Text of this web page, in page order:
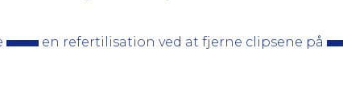
en refertilisation ved at fjerne clipsene på